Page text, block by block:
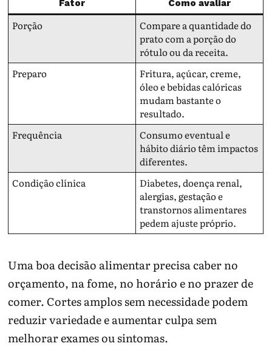
Fator Como avaliar
Porção
Compare a quantidade do
prato com a porção do
rótulo ou da receita.
Preparo
Fritura, açúcar, creme,
óleo e bebidas calóricas
mudam bastante o
resultado.
Frequência
Consumo eventual e
hábito diário têm impactos
diferentes.
Condição clínica
Diabetes, doença renal,
alergias, gestação e
transtornos alimentares
pedem ajuste próprio.
Uma boa decisão alimentar precisa caber no
orçamento, na fome, no horário e no prazer de
comer. Cortes amplos sem necessidade podem
reduzir variedade e aumentar culpa sem
melhorar exames ou sintomas.